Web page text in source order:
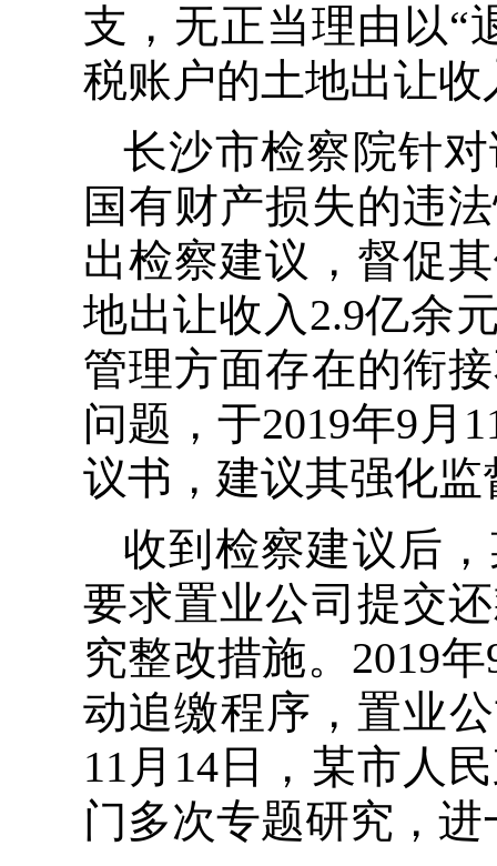
支，无正当理由以“
税账户的土地出让
长沙市检察院针
国有财产损失的违
出检察建议，督促
地出让收入2.9亿余
管理方面存在的衔
问题，于2019年9月
议书，建议其强化
收到检察建议后
要求置业公司提交
究整改措施。2019
动追缴程序，置业
11月14日，某市人
门多次专题研究，